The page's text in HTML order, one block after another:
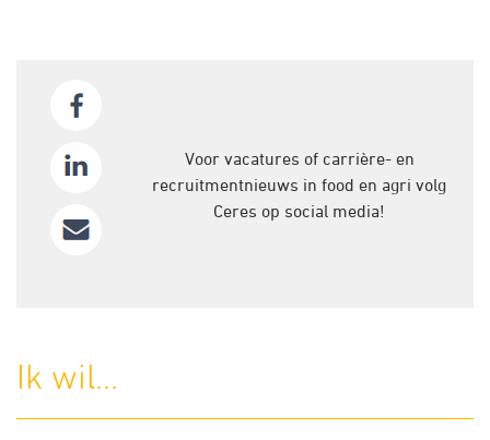
Voor vacatures of carrière- en
recruitmentnieuws in food en agri volg
Ceres op social media!
Ik wil...